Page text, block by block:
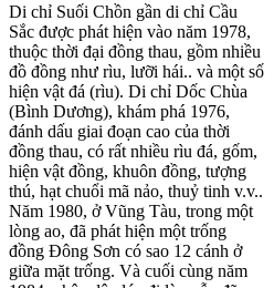
Di chỉ Suối Chồn gần di chỉ Cầu
Sắc được phát hiện vào năm 1978,
thuộc thời đại đồng thau, gồm nhiều
đồ đồng như rìu, lưỡi hái.. và một số
hiện vật đá (rìu). Di chỉ Dốc Chùa
(Bình Dương), khám phá 1976,
đánh dấu giai đoạn cao của thời
đồng thau, có rất nhiều rìu đá, gốm,
hiện vật đồng, khuôn đồng, tượng
thú, hạt chuổi mã nảo, thuỷ tinh v.v..
Năm 1980, ở Vũng Tàu, trong một
lòng ao, đã phát hiện một trống
đồng Đông Sơn có sao 12 cánh ở
giữa mặt trống. Và cuối cùng năm